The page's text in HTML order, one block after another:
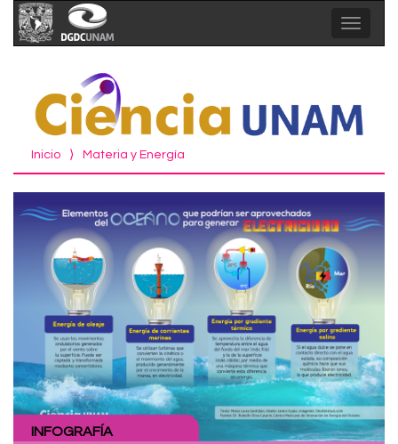
Toggle
Inicio ⟩ Materia y Energía
INFOGRAFÍA